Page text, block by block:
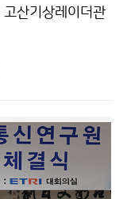
산기상레이더관